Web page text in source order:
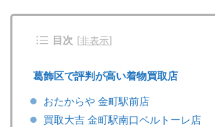
目次 [非表示]
葛飾区で評判が高い着物買取店
おたからや 金町駅前店
買取大吉 金町駅南口ベルトーレ店